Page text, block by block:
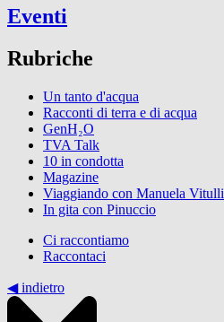
Eventi
Rubriche
Un tanto d'acqua
Racconti di terra e di acqua
GenH₂O
TVA Talk
10 in condotta
Magazine
Viaggiando con Manuela Vitulli
In gita con Pinuccio
Ci raccontiamo
Raccontaci
◀︎ indietro